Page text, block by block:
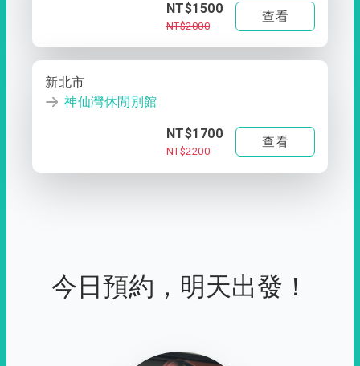
NT$1500
NT$2000
查看
新北市
神仙灣休閒別館
NT$1700
NT$2200
查看
今日預約，明天出發！